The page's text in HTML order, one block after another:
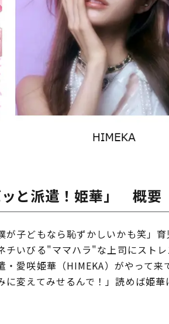
と派遣！姫華」 概要
子どもなら恥ずかしいかも笑」
チいびる"ママハラ"な上司にスト
・愛咲姫華（HIMEKA）がやって来
変えてみせるんで！」読めば姫